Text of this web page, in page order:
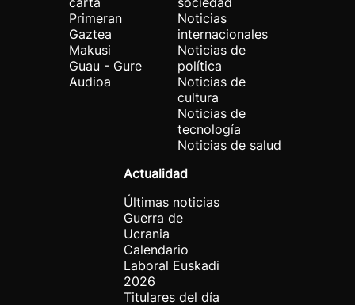
Primeran
Gaztea
Makusi
Guau - Gure
Audioa
Noticias
internacionales
Noticias de
política
Noticias de
cultura
Noticias de
tecnología
Noticias de salud
Actualidad
Últimas noticias
Guerra de
Ucrania
Calendario
Laboral Euskadi
2026
Titulares del día